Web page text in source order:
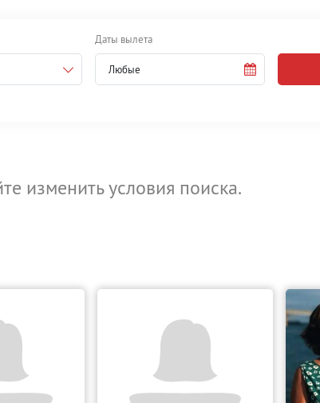
Даты вылета
изменить условия поиска.